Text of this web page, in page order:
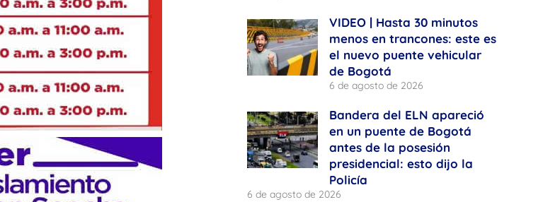
VIDEO | Hasta 30 minutos
menos en trancones: este es
el nuevo puente vehicular
de Bogotá
6 de agosto de 2026
Bandera del ELN apareció
en un puente de Bogotá
antes de la posesión
presidencial: esto dijo la
Policía
6 de agosto de 2026